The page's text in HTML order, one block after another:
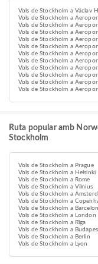
Vols de Stockholm a Václav
Vols de Stockholm a
Vols de Stockholm a
Vols de Stockholm a
Vols de Stockholm a
Vols de Stockholm a
Vols de Stockholm a
Vols de Stockholm a
Vols de Stockholm a
Vols de Stockholm a
Vols de Stockholm a
Vols de Stockholm a
Ruta popular amb
Stockholm
Vols de Stockholm a Prague
Vols de Stockholm a Helsinki
Vols de Stockholm a Rome
Vols de Stockholm a Vilnius
Vols de Stockholm a
Vols de Stockholm a
Vols de Stockholm a
Vols de Stockholm a London
Vols de Stockholm a Rīga
Vols de Stockholm a
Vols de Stockholm a Berlin
Vols de Stockholm a Lyon